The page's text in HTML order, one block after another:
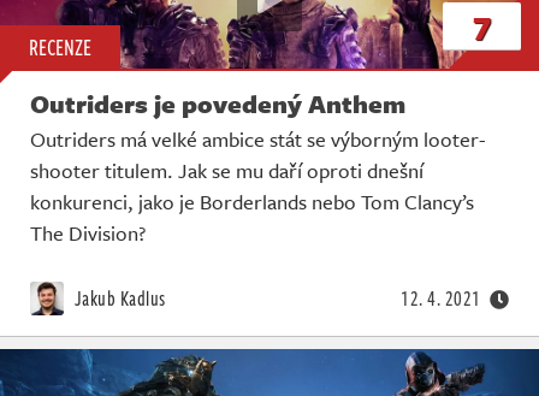
RECENZE 7
Outriders je povedený Anthem
Outriders má velké ambice stát se výborným looter-
shooter titulem. Jak se mu daří oproti dnešní
konkurenci, jako je Borderlands nebo Tom Clancy’s
The Division?
Jakub Kadlus 12. 4. 2021